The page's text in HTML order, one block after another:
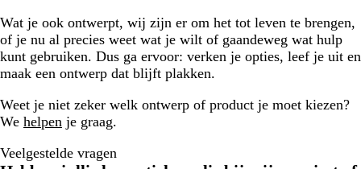
Wat je ook ontwerpt, wij zijn er om het tot leven te brengen,
of je nu al precies weet wat je wilt of gaandeweg wat hulp
kunt gebruiken. Dus ga ervoor: verken je opties, leef je uit en
maak een ontwerp dat blijft plakken.
Weet je niet zeker welk ontwerp of product je moet kiezen?
We helpen je graag.
Veelgestelde vragen